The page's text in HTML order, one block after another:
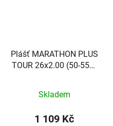
Plášť MARATHON PLUS
TOUR 26x2.00 (50-559)
reflex
Skladem
1 109 Kč